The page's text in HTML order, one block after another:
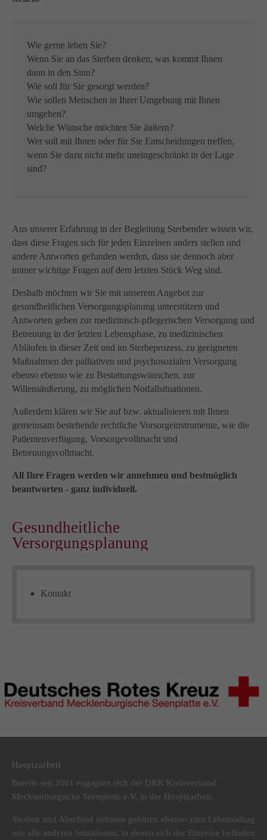
Lorem ipsum dolor sit amet, consectetuer adipiscing
elit.
Aenean commodo ligula eget dolor. Aenean massa.
Cum sociis natoque penatibus et magnis dis parturient
montes, nascetur ridiculus mus. Donec quam felis,
ultricies nec.
Wie gerne leben Sie?
Wenn Sie an das Sterben denken, was kommt Ihnen
dann in den Sinn?
Wie soll für Sie gesorgt werden?
Wie sollen Menschen in Ihrer Umgebung mit Ihnen
umgehen?
Welche Wünsche möchten Sie äußern?
Wer soll mit Ihnen oder für Sie Entscheidungen treffen,
wenn Sie dazu nicht mehr uneingeschränkt in der Lage
sind?
Aus unserer Erfahrung in der Begleitung Sterbender wissen wir,
dass diese Fragen sich für jeden Einzelnen anders stellen und
andere Antworten gefunden werden, dass sie dennoch aber
immer wichtige Fragen auf dem letzten Stück Weg sind.
Deshalb möchten wir Sie mit unserem Angebot zur
gesundheitlichen Versorgungsplanung unterstützen und
Antworten geben zur medizinisch-pflegerischen Versorgung und
Betreuung in der letzten Lebensphase, zu medizinischen
Abläufen in dieser Zeit und im Sterbeprozess, zu geeigneten
Maßnahmen der palliativen und psychosozialen Versorgung
ebenso ebenso wie zu Bestattungswünschen, zur
Willensäußerung, zu möglichen Notfallsituationen.
Außerdem klären wir Sie auf bzw. aktualisieren mit Ihnen
gemeinsam bestehende rechtliche Vorsorgeinstrumente, wie die
Patientenverfügung, Vorsorgevollmacht und
Betreuungsvollmacht.
All Ihre Fragen werden wir annehmen und bestmöglich
beantworten - ganz individuell.
Gesundheitliche
Versorgungsplanung
Kontakt
Hospizarbeit
Bereits seit 2001 engagiert sich der DRK Kreisverband
Mecklenburgische Seenplatte e.V. in der Hospizarbeit.
Sterben und Abschied nehmen gehören ebenso zum Lebensalltag
wie alle anderen Situationen, in denen sich der Einzelne befinden